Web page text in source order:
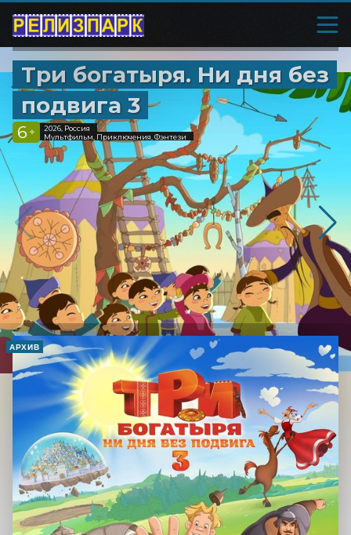
Три богатыря. Ни дня без
подвига 3
6 +
2026, Россия
Мультфильм, Приключения, Фэнтези
АРХИВ